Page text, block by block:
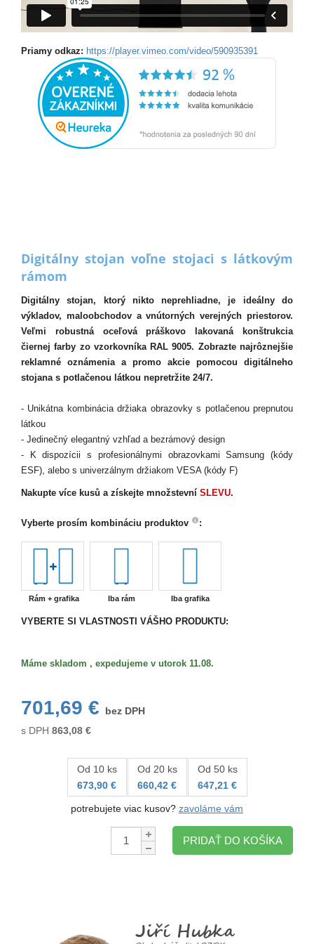
Priamy odkaz: https://player.vimeo.com/video/590935391
Digitálny stojan voľne stojaci s látkovým
rámom
Digitálny stojan, ktorý nikto neprehliadne, je ideálny do
výkladov, maloobchodov a vnútorných verejných priestorov.
Veľmi robustná oceľová práškovo lakovaná konštrukcia
čiernej farby zo vzorkovníka RAL 9005. Zobrazte najrôznejšie
reklamné oznámenia a promo akcie pomocou digitálneho
stojana s potlačenou látkou nepretržite 24/7.
- Unikátna kombinácia držiaka obrazovky s potlačenou prepnutou
látkou
- Jedinečný elegantný vzhľad a bezrámový design
- K dispozícii s profesionálnymi obrazovkami Samsung (kódy
ESF), alebo s univerzálnym držiakom VESA (kódy F)
Nakupte více kusů a získejte množstevní SLEVU.
Vyberte prosím kombináciu produktov :
Rám + grafika Iba rám Iba grafika
VYBERTE SI VLASTNOSTI VÁŠHO PRODUKTU:
Máme skladom , expedujeme v utorok 11.08.
701,69 €
bez DPH
s DPH 863,08 €
Od 10 ks
673,90 €
Od 20 ks
660,42 €
Od 50 ks
647,21 €
potrebujete viac kusov? zavoláme vám
Množstvo:
PRIDAŤ DO KOŠÍKA
Jiří Hubka